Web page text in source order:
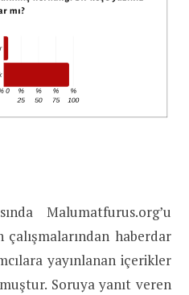
Malumatfurus.org’u
haberdar
yayınlanan içerikler
Soruya yanıt veren